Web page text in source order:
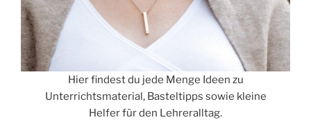
Hier findest du jede Menge Ideen zu
Unterrichtsmaterial, Basteltipps sowie kleine
Helfer für den Lehreralltag.